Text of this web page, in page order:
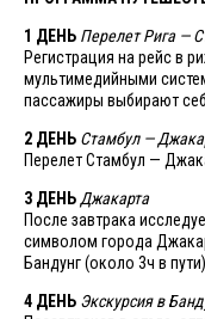
1 ДЕНЬ Перелет Рига —
Регистрация на рейс в
мультимедийными
пассажиры выбирают
2 ДЕНЬ Стамбул —
Перелет Стамбул —
3 ДЕНЬ Джакарта
После завтрака
символом города
Бандунг (около 3ч в
4 ДЕНЬ Экскурсия в